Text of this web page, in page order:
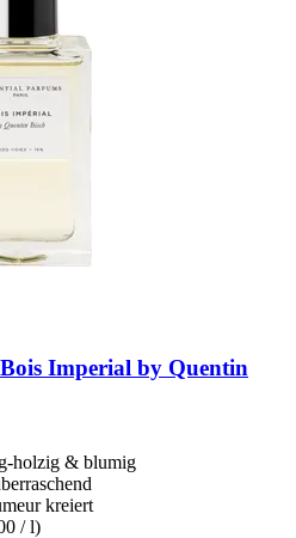
Bois Imperial by Quentin
holzig & blumig
kreiert
/ l)